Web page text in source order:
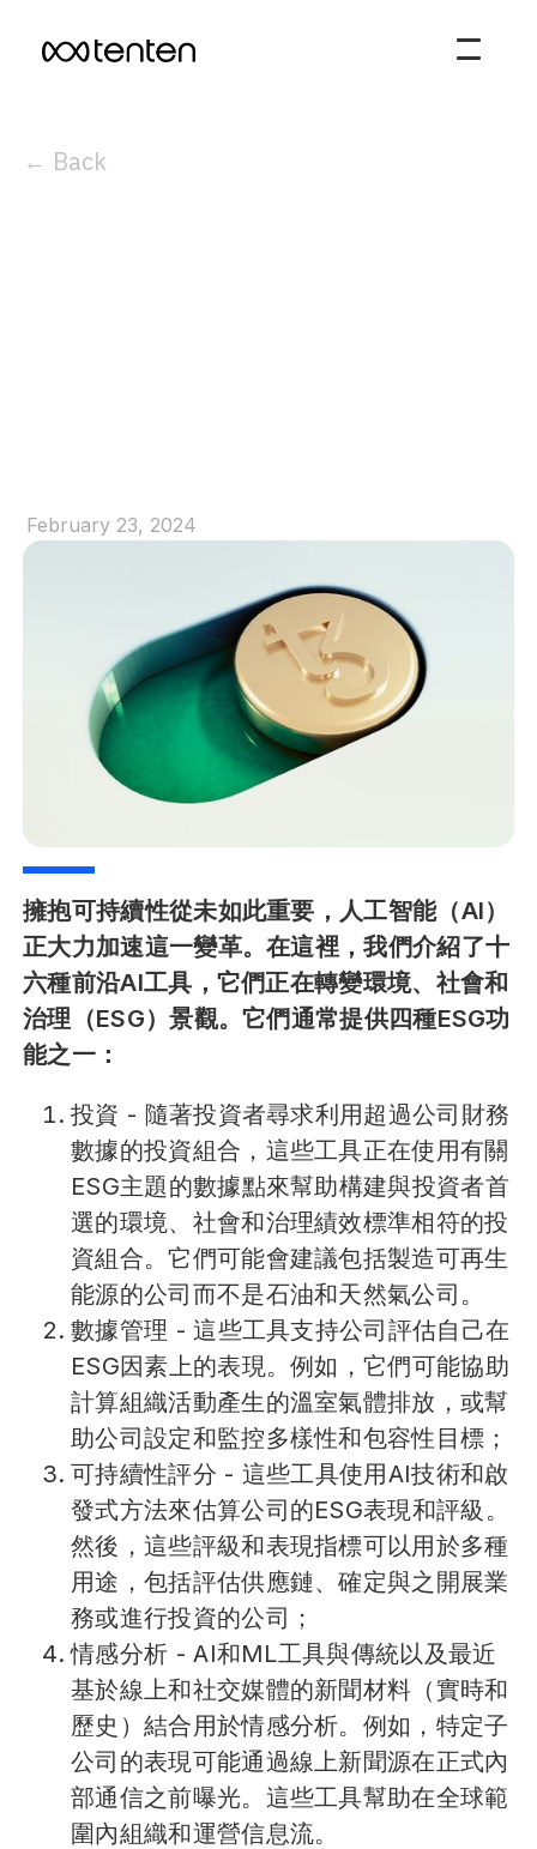
← Back
February 23, 2024
擁抱可持續性從未如此重要，人工智能（AI）
正大力加速這一變革。在這裡，我們介紹了十
六種前沿AI工具，它們正在轉變環境、社會和
治理（ESG）景觀。它們通常提供四種ESG功
能之一：
投資 - 隨著投資者尋求利用超過公司財務
數據的投資組合，這些工具正在使用有關
ESG主題的數據點來幫助構建與投資者首
選的環境、社會和治理績效標準相符的投
資組合。它們可能會建議包括製造可再生
能源的公司而不是石油和天然氣公司。
數據管理 - 這些工具支持公司評估自己在
ESG因素上的表現。例如，它們可能協助
計算組織活動產生的溫室氣體排放，或幫
助公司設定和監控多樣性和包容性目標；
可持續性評分 - 這些工具使用AI技術和啟
發式方法來估算公司的ESG表現和評級。
然後，這些評級和表現指標可以用於多種
用途，包括評估供應鏈、確定與之開展業
務或進行投資的公司；
情感分析 - AI和ML工具與傳統以及最近
基於線上和社交媒體的新聞材料（實時和
歷史）結合用於情感分析。例如，特定子
公司的表現可能通過線上新聞源在正式內
部通信之前曝光。這些工具幫助在全球範
圍內組織和運營信息流。